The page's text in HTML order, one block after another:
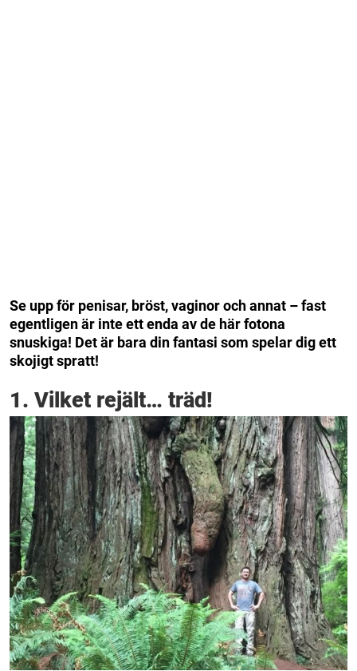
Se upp för penisar, bröst, vaginor och annat – fast
egentligen är inte ett enda av de här fotona
snuskiga! Det är bara din fantasi som spelar dig ett
skojigt spratt!
1. Vilket rejält… träd!